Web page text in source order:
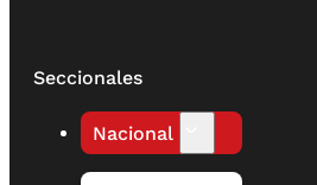
Seccionales
Nacional